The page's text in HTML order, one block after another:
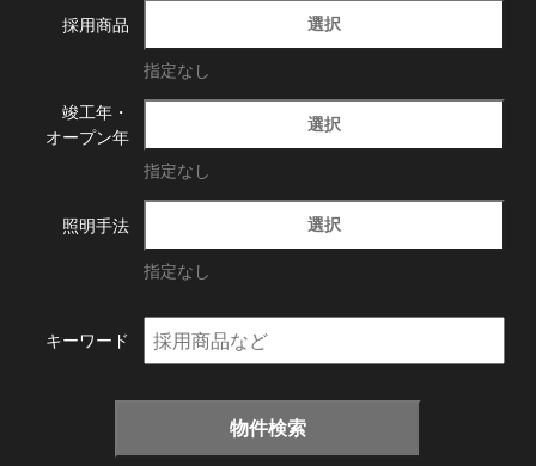
採用商品 選択
指定なし
竣工年・
オープン年
選択
指定なし
照明手法 選択
指定なし
キーワード
物件検索